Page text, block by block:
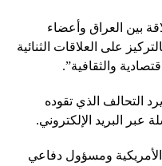
بين العراق وأعضاء
على العلاقات الثنائية
والثقافية”.
التحالف الذي تقوده
عبر البريد الإلكتروني.
ومسؤول دفاعي